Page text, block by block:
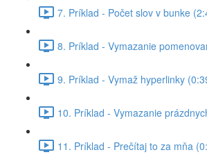
7. Príklad - Počet slov v bunke
8. Príklad - Vymazanie
9. Príklad - Vymaž hyperlinky
10. Príklad - Vymazanie
11. Príklad - Prečítaj to za mňa